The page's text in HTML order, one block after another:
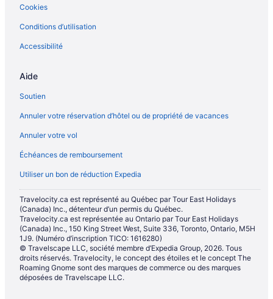
Cookies
Conditions d’utilisation
Accessibilité
Aide
Soutien
Annuler votre réservation d’hôtel ou de propriété de vacances
Annuler votre vol
Échéances de remboursement
Utiliser un bon de réduction Expedia
Travelocity.ca est représenté au Québec par Tour East Holidays
(Canada) Inc., détenteur d’un permis du Québec.
Travelocity.ca est représentée au Ontario par Tour East Holidays
(Canada) Inc., 150 King Street West, Suite 336, Toronto, Ontario, M5H
1J9. (Numéro d’inscription TICO: 1616280)
© Travelscape LLC, société membre d’Expedia Group, 2026. Tous
droits réservés. Travelocity, le concept des étoiles et le concept The
Roaming Gnome sont des marques de commerce ou des marques
déposées de Travelscape LLC.